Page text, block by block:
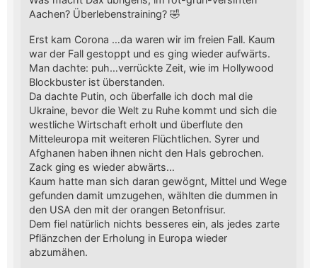
Aachen? Überlebenstraining? 🤣
Erst kam Corona …da waren wir im freien Fall. Kaum
war der Fall gestoppt und es ging wieder aufwärts.
Man dachte: puh…verrückte Zeit, wie im Hollywood
Blockbuster ist überstanden.
Da dachte Putin, och überfalle ich doch mal die
Ukraine, bevor die Welt zu Ruhe kommt und sich die
westliche Wirtschaft erholt und überflute den
Mitteleuropa mit weiteren Flüchtlichen. Syrer und
Afghanen haben ihnen nicht den Hals gebrochen.
Zack ging es wieder abwärts…
Kaum hatte man sich daran gewögnt, Mittel und Wege
gefunden damit umzugehen, wählten die dummen in
den USA den mit der orangen Betonfrisur.
Dem fiel natürlich nichts besseres ein, als jedes zarte
Pflänzchen der Erholung in Europa wieder
abzumähen.